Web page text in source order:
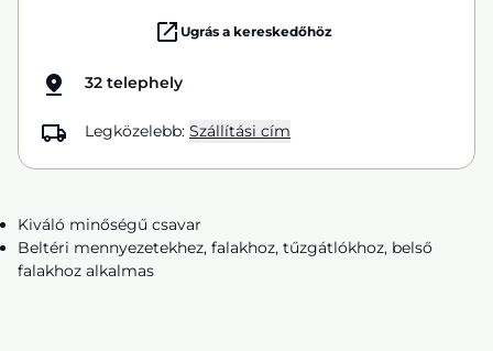
Ugrás a kereskedőhöz
32 telephely
Legközelebb: Szállítási cím
Kiváló minőségű csavar
Beltéri mennyezetekhez, falakhoz, tűzgátlókhoz, belső
falakhoz alkalmas